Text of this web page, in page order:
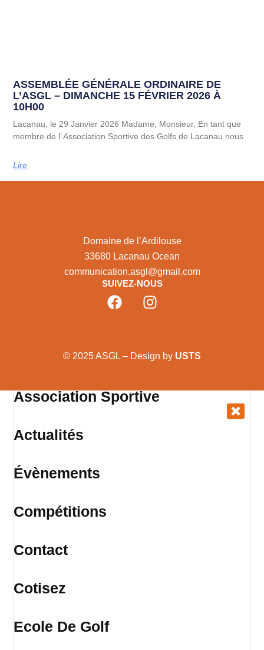
ASSEMBLÉE GÉNÉRALE ORDINAIRE DE
L’ASGL – DIMANCHE 15 FÉVRIER 2026 À
10H00
Lacanau, le 29 Janvier 2026 Madame, Monsieur, En tant que
membre de l’ Association Sportive des Golfs de Lacanau nous
Lire
Domaine de l’Ardilouse
33680 Lacanau Ocean
communication.asgl@gmail.com
SUIVEZ-NOUS
© 2025 ASGL – Design by USTS
Association Sportive
Actualités
Évènements
Compétitions
Contact
Cotisez
Ecole De Golf